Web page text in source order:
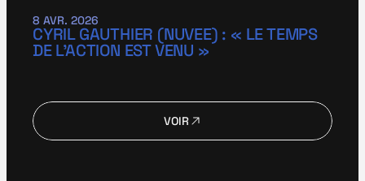
8 AVR. 2026
CYRIL GAUTHIER (NUVEE) : « LE TEMPS
DE L’ACTION EST VENU »
VOIR